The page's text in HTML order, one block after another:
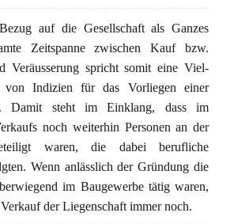
auf die Gesellschaft als Ganzes
Zeitspanne zwischen Kauf bzw.
Veräusserung spricht somit eine Viel-
von Indizien für das Vorliegen einer
Damit steht im Einklang, dass im
noch weiterhin Personen an der
waren, die dabei berufliche
Wenn anlässlich der Gründung die
im Baugewerbe tätig waren,
der Liegenschaft immer noch.